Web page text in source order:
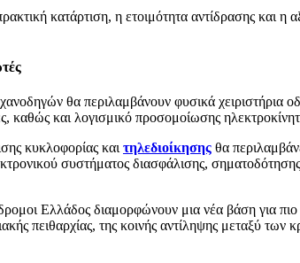
κατάρτιση, η ετοιμότητα αντίδρασης και
θα περιλαμβάνουν φυσικά χειριστήρια
καθώς και λογισμικό προσομοίωσης
κυκλοφορίας και τηλεδιοίκησης θα
συστήματος διασφάλισης,
Ελλάδος διαμορφώνουν μια νέα βάση για
πειθαρχίας, της κοινής αντίληψης μεταξύ